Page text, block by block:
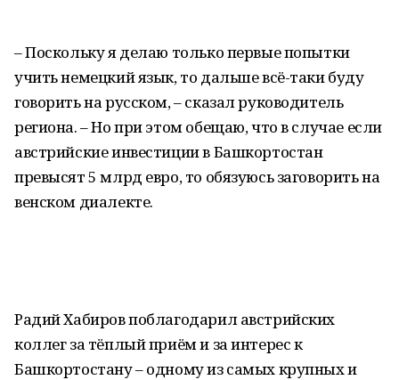
– Поскольку я делаю только первые попытки
учить немецкий язык, то дальше всё-таки буду
говорить на русском, – сказал руководитель
региона. – Но при этом обещаю, что в случае если
австрийские инвестиции в Башкортостан
превысят 5 млрд евро, то обязуюсь заговорить на
венском диалекте.
Радий Хабиров поблагодарил австрийских
коллег за тёплый приём и за интерес к
Башкортостану – одному из самых крупных и